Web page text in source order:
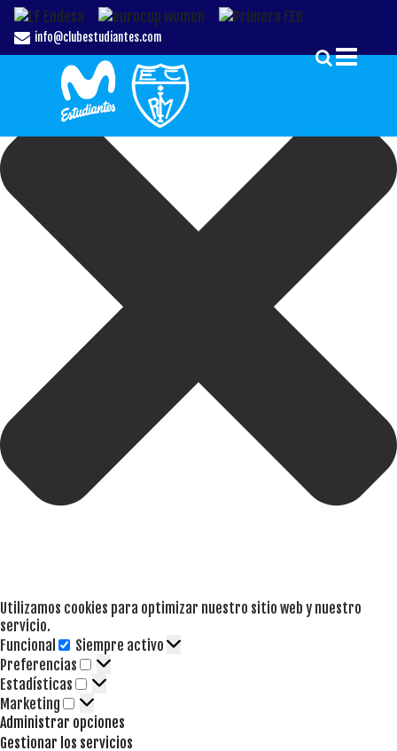
Gestionar el Consentimiento de las Cookies
Utilizamos cookies para optimizar nuestro sitio web y nuestro
servicio.
Funcional
Funcional
Siempre activo
Preferencias
Preferencias
Estadísticas Estadísticas
Marketing Marketing
Administrar opciones
Gestionar los servicios
info@clubestudiantes.com